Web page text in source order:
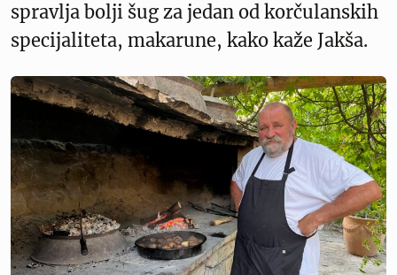
spravlja bolji šug za jedan od korčulanskih
specijaliteta, makarune, kako kaže Jakša.